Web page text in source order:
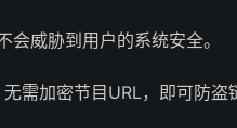
威胁到用户的系统安全。
需加密节目URL，即可防盗